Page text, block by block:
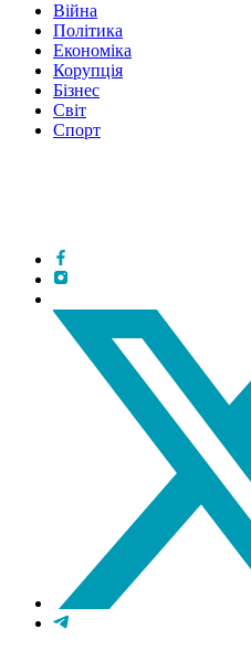
Війна
Політика
Економіка
Корупція
Бізнес
Світ
Спорт